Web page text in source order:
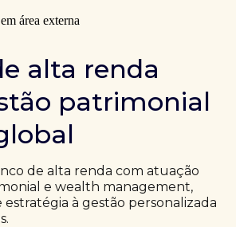
alta renda
patrimonial
de alta renda com atuação
e wealth management,
à gestão personalizada